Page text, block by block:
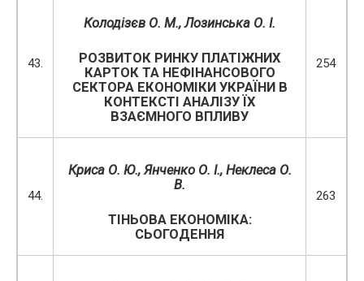
43.
Колодізєв О. М., Лозинська О. І.
РОЗВИТОК РИНКУ ПЛАТІЖНИХ
КАРТОК ТА НЕФІНАНСОВОГО
СЕКТОРА ЕКОНОМІКИ УКРАЇНИ В
КОНТЕКСТІ АНАЛІЗУ ЇХ
ВЗАЄМНОГО ВПЛИВУ
254
44.
Криса О. Ю., Янченко О. І., Неклеса О.
В.
ТІНЬОВА ЕКОНОМІКА:
СЬОГОДЕННЯ
263